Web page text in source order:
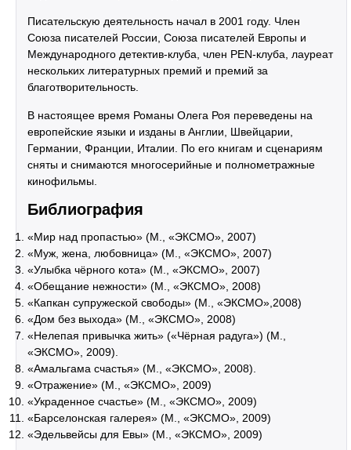
Писательскую деятельность начал в 2001 году. Член
Союза писателей России, Союза писателей Европы и
Международного детектив-клуба, член PEN-клуба, лауреат
нескольких литературных премий и премий за
благотворительность.
В настоящее время Романы Олега Роя переведены на
европейские языки и изданы в Англии, Швейцарии,
Германии, Франции, Италии. По его книгам и сценариям
сняты и снимаются многосерийные и полнометражные
кинофильмы.
Библиография
«Мир над пропастью» (М., «ЭКСМО», 2007)
«Муж, жена, любовница» (М., «ЭКСМО», 2007)
«Улыбка чёрного кота» (М., «ЭКСМО», 2007)
«Обещание нежности» (М., «ЭКСМО», 2008)
«Капкан супружеской свободы» (М., «ЭКСМО»,2008)
«Дом без выхода» (М., «ЭКСМО», 2008)
«Нелепая привычка жить» («Чёрная радуга») (М.,
«ЭКСМО», 2009).
«Амальгама счастья» (М., «ЭКСМО», 2008).
«Отражение» (М., «ЭКСМО», 2009)
«Украденное счастье» (М., «ЭКСМО», 2009)
«Барселонская галерея» (М., «ЭКСМО», 2009)
«Эдельвейсы для Евы» (М., «ЭКСМО», 2009)